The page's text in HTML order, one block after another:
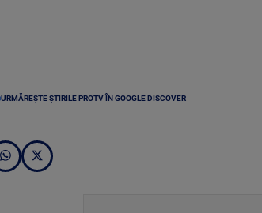
URMĂREȘTE ȘTIRILE PROTV ÎN GOOGLE DISCOVER